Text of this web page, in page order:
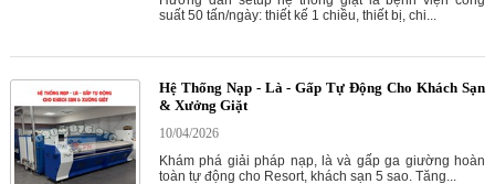
suất 50 tấn/ngày: thiết kế 1 chiều, thiết bị, chi...
Hệ Thống Nạp - Là - Gấp Tự Động Cho Khách Sạn
& Xưởng Giặt
10/04/2026
Khám phá giải pháp nạp, là và gấp ga giường hoàn
toàn tự động cho Resort, khách sạn 5 sao. Tăng...